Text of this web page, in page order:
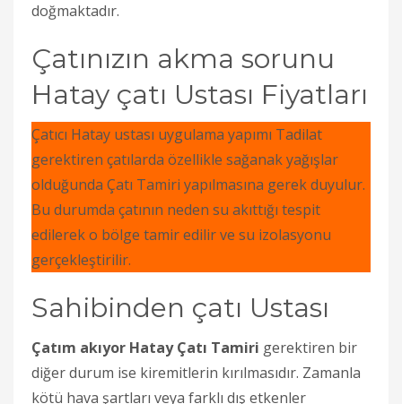
doğmaktadır.
Çatınızın akma sorunu
Hatay çatı Ustası Fiyatları
Çatıcı Hatay ustası uygulama yapımı Tadilat
gerektiren çatılarda özellikle sağanak yağışlar
olduğunda Çatı Tamiri yapılmasına gerek duyulur.
Bu durumda çatının neden su akıttığı tespit
edilerek o bölge tamir edilir ve su izolasyonu
gerçekleştirilir.
Sahibinden çatı Ustası
Çatım akıyor Hatay Çatı Tamiri gerektiren bir
diğer durum ise kiremitlerin kırılmasıdır. Zamanla
kötü hava şartları veya farklı dış etkenler